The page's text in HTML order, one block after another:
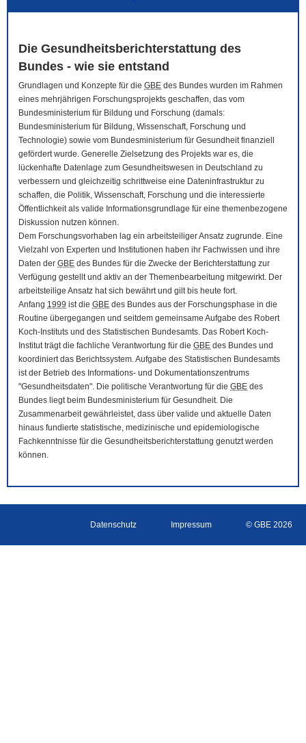
Die Gesundheitsberichterstattung des
Bundes - wie sie entstand
Grundlagen und Konzepte für die GBE des Bundes wurden im Rahmen
eines mehrjährigen Forschungsprojekts geschaffen, das vom
Bundesministerium für Bildung und Forschung (damals:
Bundesministerium für Bildung, Wissenschaft, Forschung und
Technologie) sowie vom Bundesministerium für Gesundheit finanziell
gefördert wurde. Generelle Zielsetzung des Projekts war es, die
lückenhafte Datenlage zum Gesundheitswesen in Deutschland zu
verbessern und gleichzeitig schrittweise eine Dateninfrastruktur zu
schaffen, die Politik, Wissenschaft, Forschung und die interessierte
Öffentlichkeit als valide Informationsgrundlage für eine themenbezogene
Diskussion nutzen können.
Dem Forschungsvorhaben lag ein arbeitsteiliger Ansatz zugrunde. Eine
Vielzahl von Experten und Institutionen haben ihr Fachwissen und ihre
Daten der GBE des Bundes für die Zwecke der Berichterstattung zur
Verfügung gestellt und aktiv an der Themenbearbeitung mitgewirkt. Der
arbeitsteilige Ansatz hat sich bewährt und gilt bis heute fort.
Anfang 1999 ist die GBE des Bundes aus der Forschungsphase in die
Routine übergegangen und seitdem gemeinsame Aufgabe des Robert
Koch-Instituts und des Statistischen Bundesamts. Das Robert Koch-
Institut trägt die fachliche Verantwortung für die GBE des Bundes und
koordiniert das Berichtssystem. Aufgabe des Statistischen Bundesamts
ist der Betrieb des Informations- und Dokumentationszentrums
"Gesundheitsdaten". Die politische Verantwortung für die GBE des
Bundes liegt beim Bundesministerium für Gesundheit. Die
Zusammenarbeit gewährleistet, dass über valide und aktuelle Daten
hinaus fundierte statistische, medizinische und epidemiologische
Fachkenntnisse für die Gesundheitsberichterstattung genutzt werden
können.
Datenschutz Impressum © GBE 2026